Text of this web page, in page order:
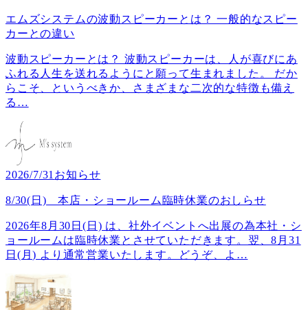
エムズシステムの波動スピーカーとは？ 一般的なスピー
カーとの違い
波動スピーカーとは？ 波動スピーカーは、人が喜びにあ
ふれる人生を送れるようにと願って生まれました。 だか
らこそ、というべきか、さまざまな二次的な特徴も備え
る …
2026/7/31 お知らせ
8/30(日) 本店・ショールーム臨時休業のおしらせ
2026年8月30日(日) は、社外イベントへ出展の為本社・シ
ョールームは臨時休業とさせていただきます。翌、8月31
日(月) より通常営業いたします。どうぞ、よ …